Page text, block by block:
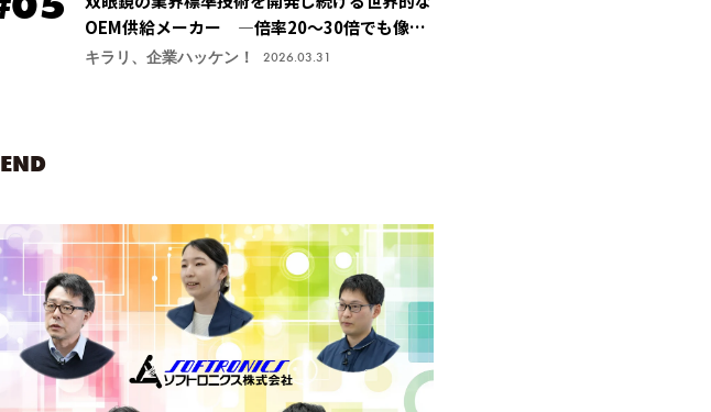
OEM供給メーカー ―倍率20～30倍でも像が
安定する手振れ防止技術で特許取得、今後の主
キラリ、企業ハッケン！ 2026.03.31